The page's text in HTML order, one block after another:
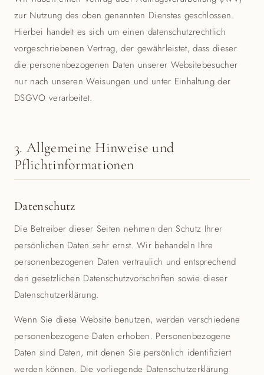
zur Nutzung des oben genannten Dienstes geschlossen.
Hierbei handelt es sich um einen datenschutzrechtlich
vorgeschriebenen Vertrag, der gewährleistet, dass dieser
die personenbezogenen Daten unserer Websitebesucher
nur nach unseren Weisungen und unter Einhaltung der
DSGVO verarbeitet.
3. Allgemeine Hinweise und
Pflichtinformationen
Datenschutz
Die Betreiber dieser Seiten nehmen den Schutz Ihrer
persönlichen Daten sehr ernst. Wir behandeln Ihre
personenbezogenen Daten vertraulich und entsprechend
den gesetzlichen Datenschutzvorschriften sowie dieser
Datenschutzerklärung.
Wenn Sie diese Website benutzen, werden verschiedene
personenbezogene Daten erhoben. Personenbezogene
Daten sind Daten, mit denen Sie persönlich identifiziert
werden können. Die vorliegende Datenschutzerklärung